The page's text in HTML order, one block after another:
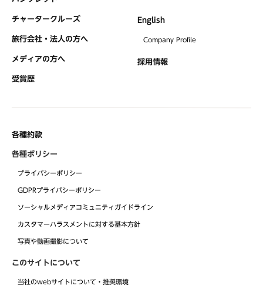
チャータークルーズ
旅行会社・法人の方へ
メディアの方へ
受賞歴
English
Company Profile
採用情報
各種約款
各種ポリシー
プライバシーポリシー
GDPRプライバシーポリシー
ソーシャルメディアコミュニティガイドライン
カスタマーハラスメントに対する基本方針
写真や動画撮影について
このサイトについて
当社のwebサイトについて・推奨環境